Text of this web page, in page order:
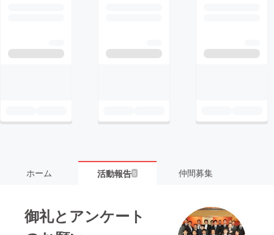
ホーム 活動報告5 仲間募集
御礼とアンケート